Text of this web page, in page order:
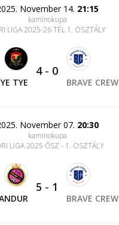
November 14. 21:15
kaminokupa
LIGA 2025-26 TÉL 1. OSZTÁLY
TYE
4- 0
BRAVE CREW
November 07. 20:30
kaminokupa
LIGA 2025 ŐSZ - 1. OSZTÁLY
5 - 1
BRAVE CREW